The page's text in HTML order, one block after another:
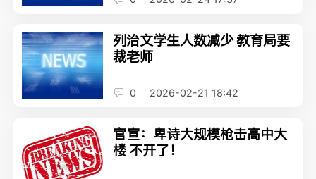
列治文学生人数减少 教育局要
裁老师
0 2026-02-21 18:42
官宣：卑诗大规模枪击高中大
楼 不开了！